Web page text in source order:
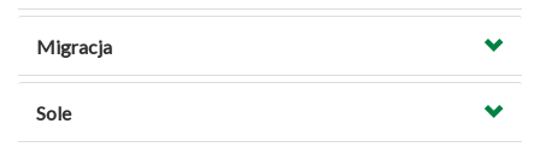
Migracja
Sole